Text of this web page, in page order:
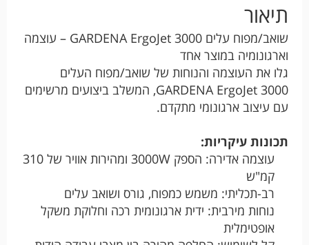
תיאור
שואב/מפוח עלים GARDENA ErgoJet 3000 – עוצמה
וארגונומיה במוצר אחד
גלו את העוצמה והנוחות של שואב/מפוח העלים
GARDENA ErgoJet 3000, המשלב ביצועים מרשימים
עם עיצוב ארגונומי מתקדם.
תכונות עיקריות:
עוצמה אדירה: הספק 3000W ומהירות אוויר של 310
קמ"ש
רב-תכליתי: משמש כמפוח, גורס ושואב עלים
נוחות מירבית: ידית ארגונומית רכה וחלוקת משקל
אופטימלית